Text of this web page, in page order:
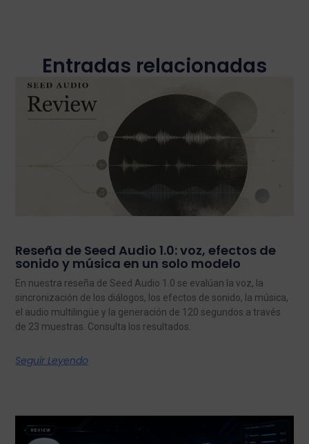
Entradas relacionadas
Reseña de Seed Audio 1.0: voz, efectos de
sonido y música en un solo modelo
En nuestra reseña de Seed Audio 1.0 se evalúan la voz, la
sincronización de los diálogos, los efectos de sonido, la música,
el audio multilingüe y la generación de 120 segundos a través
de 23 muestras. Consulta los resultados.
Seguir Leyendo